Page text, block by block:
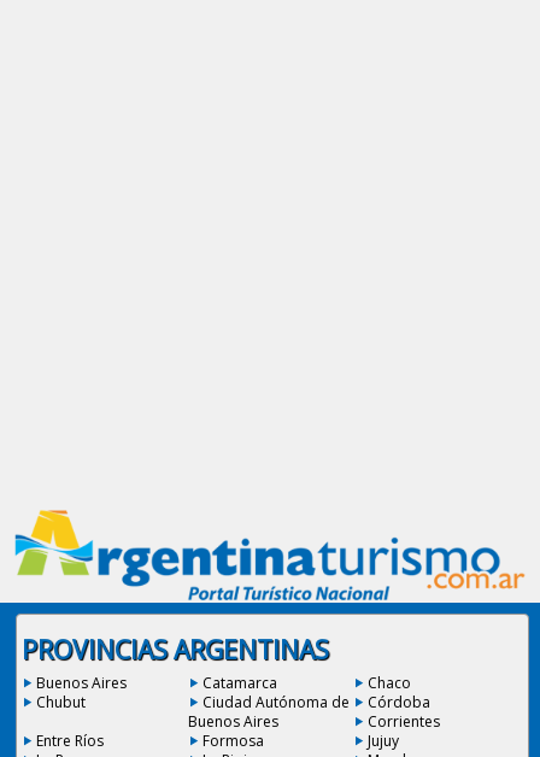
PROVINCIAS ARGENTINAS
Buenos Aires Catamarca
Chaco
Chubut
Ciudad Autónoma de
Buenos Aires
Córdoba
Corrientes
Entre Ríos
Formosa
Jujuy